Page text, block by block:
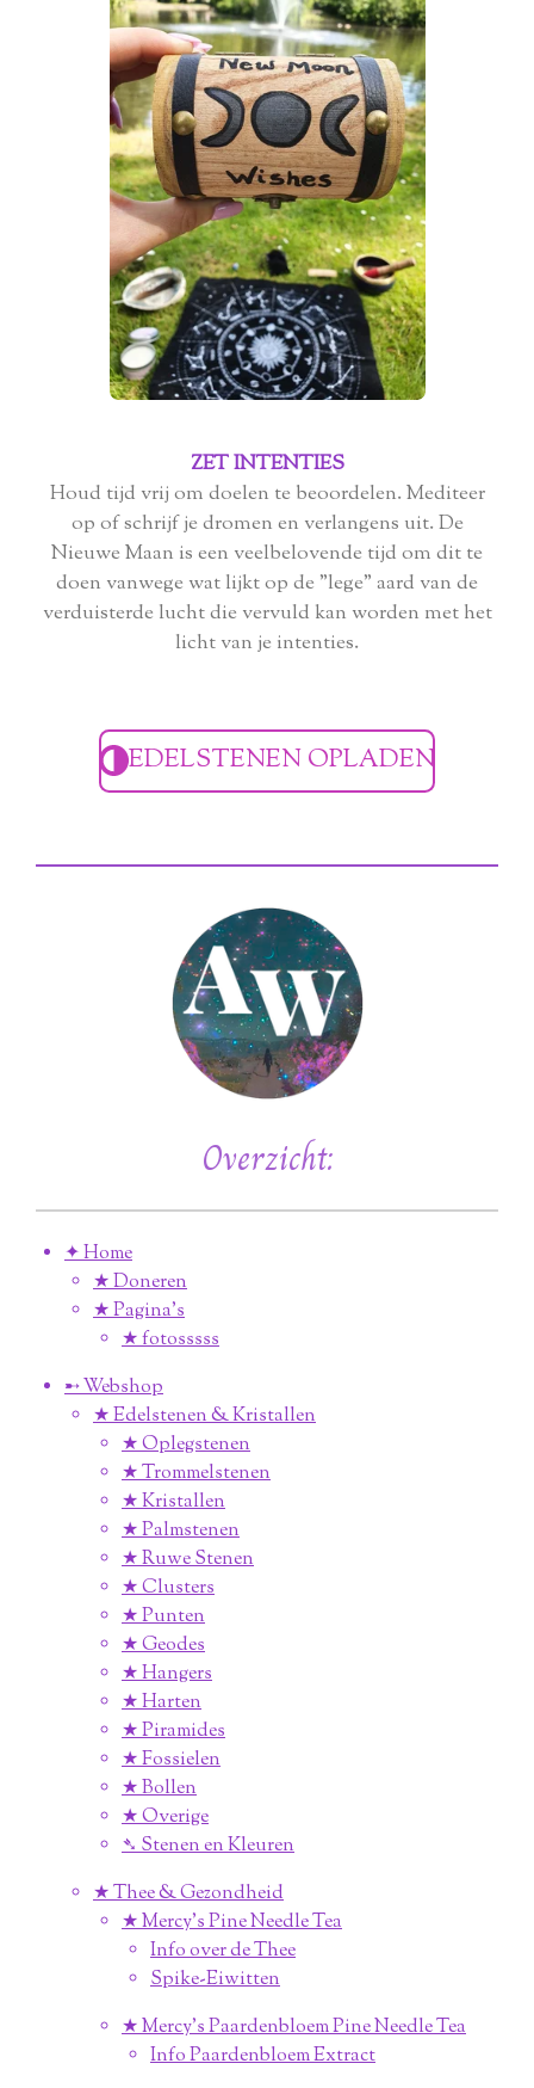
ZET INTENTIES
Houd tijd vrij om doelen te beoordelen. Mediteer
op of schrijf je dromen en verlangens uit. De
Nieuwe Maan is een veelbelovende tijd om dit te
doen vanwege wat lijkt op de "lege" aard van de
verduisterde lucht die vervuld kan worden met het
licht van je intenties.
EDELSTENEN OPLADEN
Overzicht:
✦ Home
★ Doneren
★ Pagina’s
★ fotosssss
➸ Webshop
★ Edelstenen & Kristallen
★ Oplegstenen
★ Trommelstenen
★ Kristallen
★ Palmstenen
★ Ruwe Stenen
★ Clusters
★ Punten
★ Geodes
★ Hangers
★ Harten
★ Piramides
★ Fossielen
★ Bollen
★ Overige
➴ Stenen en Kleuren
★ Thee & Gezondheid
★ Mercy's Pine Needle Tea
Info over de Thee
Spike-Eiwitten
★ Mercy's Paardenbloem Pine Needle Tea
Info Paardenbloem Extract